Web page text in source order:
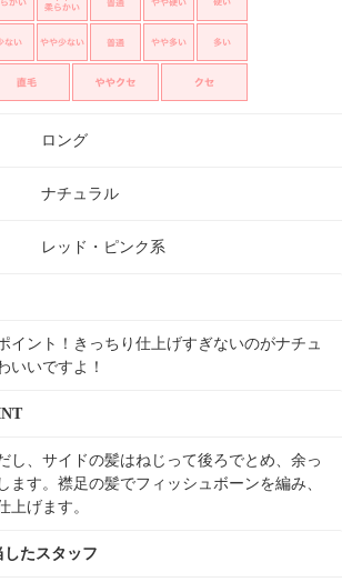
ロング
ナチュラル
レッド・ピンク系
イント！きっちり仕上げすぎないのがナチュ
いいですよ！
し、サイドの髪はねじって後ろでとめ、余っ
ます。襟足の髪でフィッシュボーンを編み、
上げます。
たスタッフ